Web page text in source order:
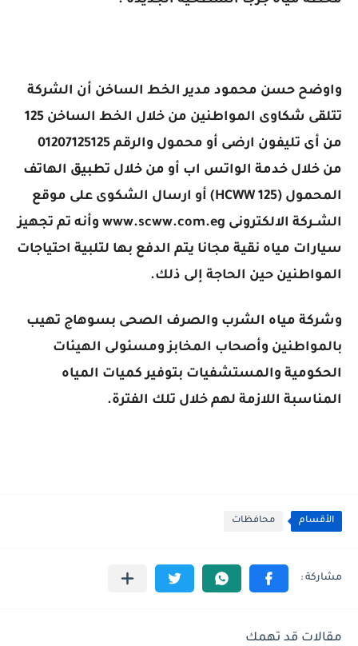
واوضح حسن محمود مدير الخط الساخن أن الشركة
تتلقى شكاوى المواطنين من خلال الخط الساخن 125
من أى تليفون ارضى أو محمول والرقم 01207125125
من خلال خدمة الواتس اب أو من خلال تطبيق الهاتف
المحمول (HCWW 125) أو ارسال الشكوى على موقع
الشــركة الالكترونى www.scww.com.eg وأنه تم تجهيز
سيارات مياه نقية مجانا يتم الدفع بها لتلبية احتياجات
المواطنين حين الحاجة إلى ذلك.
وشركة مياه الشرب والصرف الصحى بسوهاج تهيب
بالمواطنين وأصحاب المخابز ومسئولى الهيئات
الحكومية والمستشفيات بتوفير كميات المياه
المناسبة اللازمة لهم خلال تلك الفترة.
الأقسام محافظات
مقالات قد تهمك